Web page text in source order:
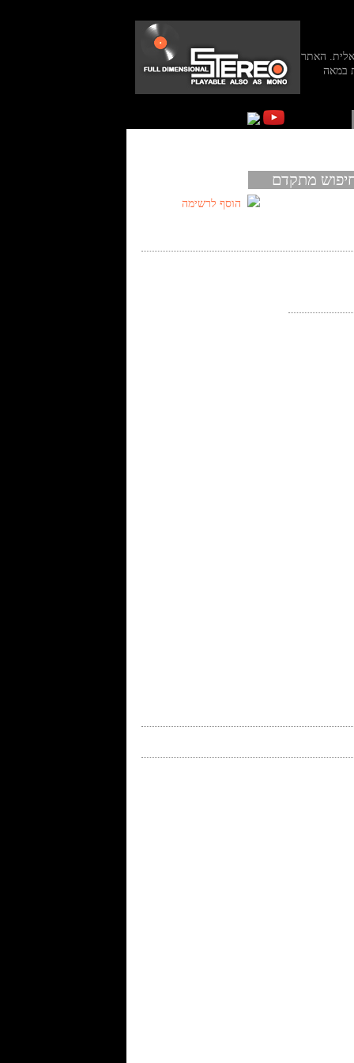
האתר
במאה
מתקדם
הוסף לרשימה